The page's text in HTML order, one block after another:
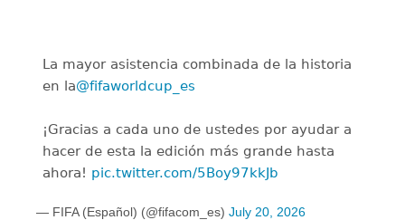
La mayor asistencia combinada de la historia
en la@fifaworldcup_es
¡Gracias a cada uno de ustedes por ayudar a
hacer de esta la edición más grande hasta
ahora! pic.twitter.com/5Boy97kkJb
— FIFA (Español) (@fifacom_es) July 20, 2026